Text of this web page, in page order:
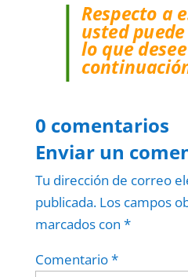
Respecto a
usted
lo que
0 comentarios
Enviar un
Tu dirección de correo
publicada. Los campos
marcados con *
Comentario*